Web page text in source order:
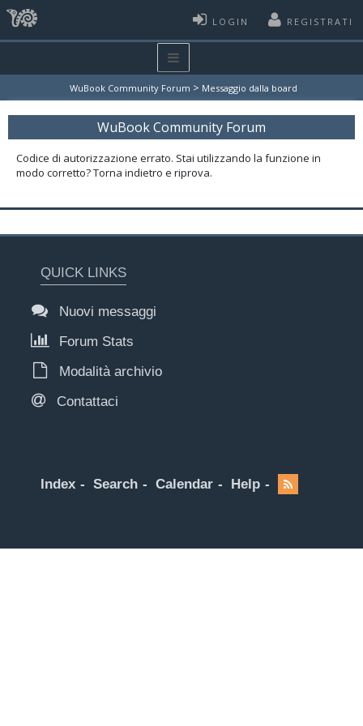
LOGIN REGISTRATI
WuBook Community Forum > Messaggio dalla board
WuBook Community Forum
Codice di autorizzazione errato. Stai utilizzando la funzione in
modo corretto? Torna indietro e riprova.
QUICK LINKS
Nuovi messaggi
Forum Stats
Modalità archivio
Contattaci
Index Search Calendar Help